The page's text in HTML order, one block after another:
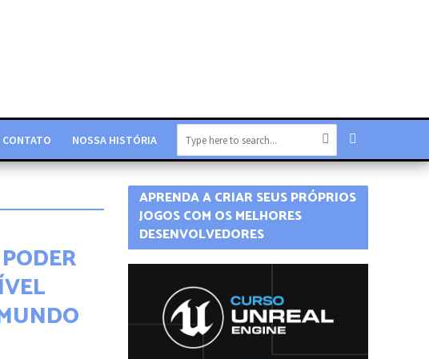
CONTATO NOSSA HISTÓRIA
APRENDA A CRIAR SEUS PRÓPRIOS
JOGOS COM OS MELHORES
DESENVOLVEDORES